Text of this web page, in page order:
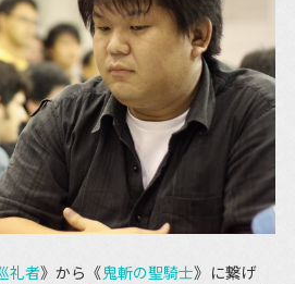
礼者》から《鬼斬の聖騎士》に繋げ